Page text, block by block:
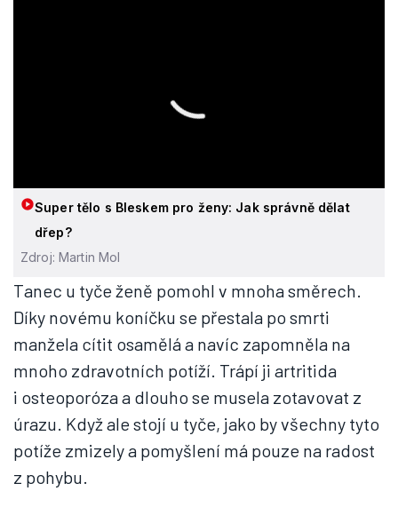
Super tělo s Bleskem pro ženy: Jak správně dělat
dřep?
Zdroj: Martin Mol
Tanec u tyče ženě pomohl v mnoha směrech.
Díky novému koníčku se přestala po smrti
manžela cítit osamělá a navíc zapomněla na
mnoho zdravotních potíží. Trápí ji artritida
i osteoporóza a dlouho se musela zotavovat z
úrazu. Když ale stojí u tyče, jako by všechny tyto
potíže zmizely a pomyšlení má pouze na radost
z pohybu.